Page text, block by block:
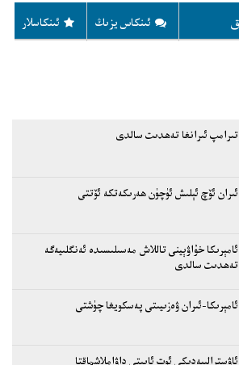
ئىنكاسلار ئىنكاس يزىڭ
تىرامپ ئىرانغا تەھدىت سالدى
ئىران ئۆچ ئېلىش ئۈچۈن ھەرىكەتكە ئۆتتى
ئامېرىكا خۇاۋېينى تاللاش مەسىلىسىدە ئەنگلىيەگە
تەھدىت سالدى
ئامېرىكا-ئىران ۋەزىيىتى پەسكويغا چۈشتى
ئاۋسترالىيەدىكى ئوت ئاپىتى داۋاملاشماقتا